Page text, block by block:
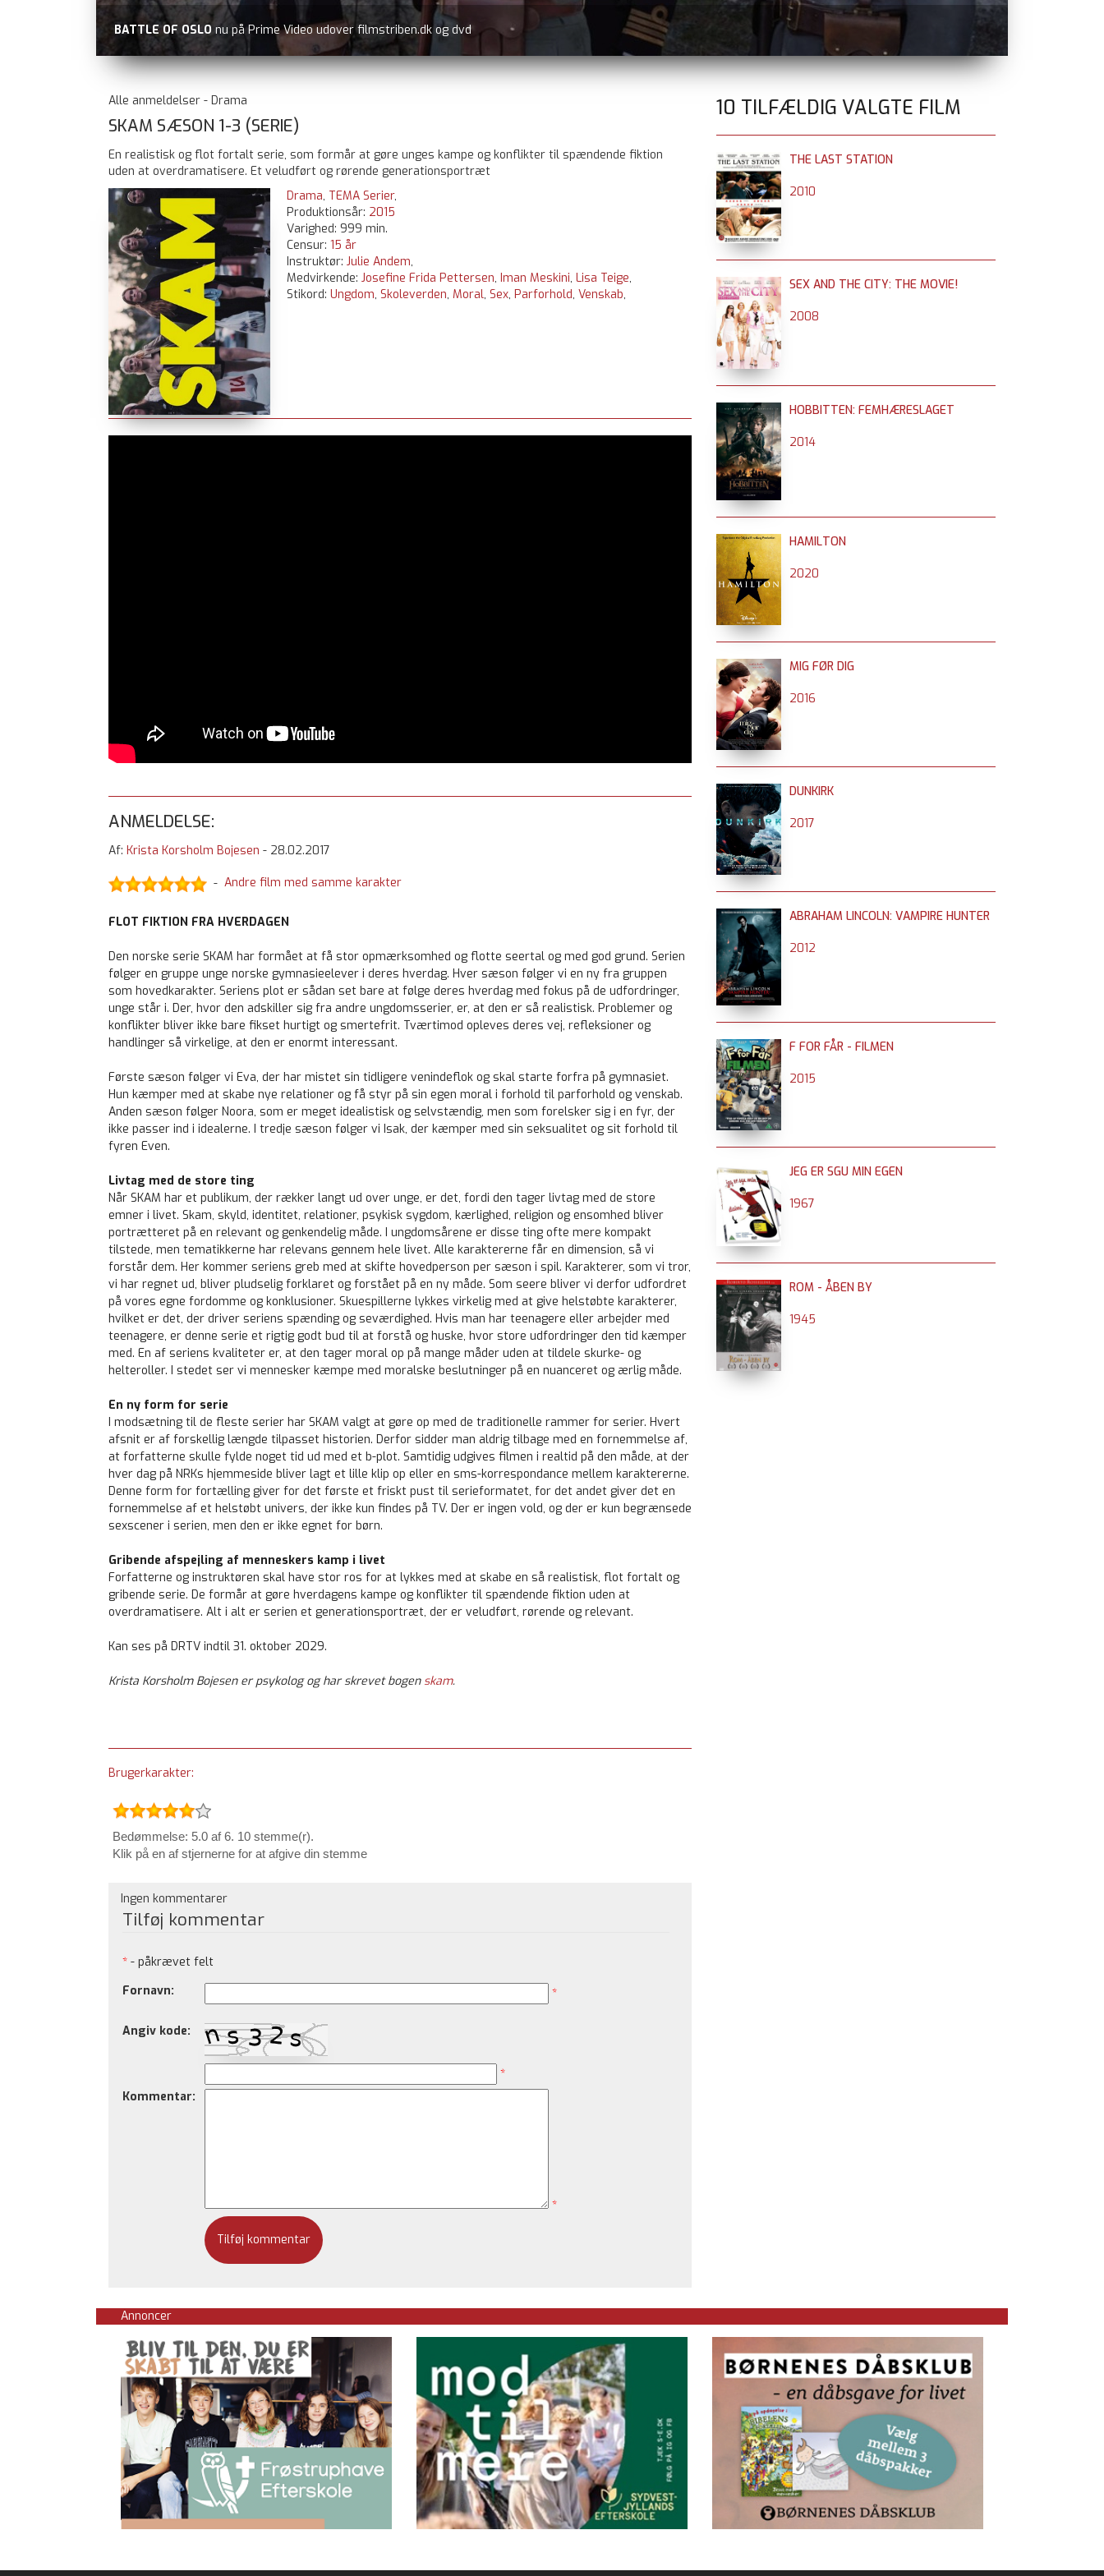
BATTLE OF OSLO nu på Prime Video udover filmstriben.dk og dvd
Alle anmeldelser - Drama
SKAM SÆSON 1-3 (SERIE)
En realistisk og flot fortalt serie, som formår at gøre unges kampe og konflikter til spændende fiktion
uden at overdramatisere. Et veludført og rørende generationsportræt
Drama, TEMA Serier,
Produktionsår: 2015
Varighed: 999 min.
Censur: 15 år
Instruktør: Julie Andem,
Medvirkende: Josefine Frida Pettersen, Iman Meskini, Lisa Teige,
Stikord: Ungdom, Skoleverden, Moral, Sex, Parforhold, Venskab,
ANMELDELSE:
Af: Krista Korsholm Bojesen - 28.02.2017
- Andre film med samme karakter
FLOT FIKTION FRA HVERDAGEN
Den norske serie SKAM har formået at få stor opmærksomhed og flotte seertal og med god grund. Serien
følger en gruppe unge norske gymnasieelever i deres hverdag. Hver sæson følger vi en ny fra gruppen
som hovedkarakter. Seriens plot er sådan set bare at følge deres hverdag med fokus på de udfordringer,
unge står i. Der, hvor den adskiller sig fra andre ungdomsserier, er, at den er så realistisk. Problemer og
konflikter bliver ikke bare fikset hurtigt og smertefrit. Tværtimod opleves deres vej, refleksioner og
handlinger så virkelige, at den er enormt interessant.
Første sæson følger vi Eva, der har mistet sin tidligere venindeflok og skal starte forfra på gymnasiet.
Hun kæmper med at skabe nye relationer og få styr på sin egen moral i forhold til parforhold og venskab.
Anden sæson følger Noora, som er meget idealistisk og selvstændig, men som forelsker sig i en fyr, der
ikke passer ind i idealerne. I tredje sæson følger vi Isak, der kæmper med sin seksualitet og sit forhold til
fyren Even.
Livtag med de store ting
Når SKAM har et publikum, der rækker langt ud over unge, er det, fordi den tager livtag med de store
emner i livet. Skam, skyld, identitet, relationer, psykisk sygdom, kærlighed, religion og ensomhed bliver
portrætteret på en relevant og genkendelig måde. I ungdomsårene er disse ting ofte mere kompakt
tilstede, men tematikkerne har relevans gennem hele livet. Alle karaktererne får en dimension, så vi
forstår dem. Her kommer seriens greb med at skifte hovedperson per sæson i spil. Karakterer, som vi tror,
vi har regnet ud, bliver pludselig forklaret og forstået på en ny måde. Som seere bliver vi derfor udfordret
på vores egne fordomme og konklusioner. Skuespillerne lykkes virkelig med at give helstøbte karakterer,
hvilket er det, der driver seriens spænding og seværdighed. Hvis man har teenagere eller arbejder med
teenagere, er denne serie et rigtig godt bud til at forstå og huske, hvor store udfordringer den tid kæmper
med. En af seriens kvaliteter er, at den tager moral op på mange måder uden at tildele skurke- og
helteroller. I stedet ser vi mennesker kæmpe med moralske beslutninger på en nuanceret og ærlig måde.
En ny form for serie
I modsætning til de fleste serier har SKAM valgt at gøre op med de traditionelle rammer for serier. Hvert
afsnit er af forskellig længde tilpasset historien. Derfor sidder man aldrig tilbage med en fornemmelse af,
at forfatterne skulle fylde noget tid ud med et b-plot. Samtidig udgives filmen i realtid på den måde, at der
hver dag på NRKs hjemmeside bliver lagt et lille klip op eller en sms-korrespondance mellem karaktererne.
Denne form for fortælling giver for det første et friskt pust til serieformatet, for det andet giver det en
fornemmelse af et helstøbt univers, der ikke kun findes på TV. Der er ingen vold, og der er kun begrænsede
sexscener i serien, men den er ikke egnet for børn.
Gribende afspejling af menneskers kamp i livet
Forfatterne og instruktøren skal have stor ros for at lykkes med at skabe en så realistisk, flot fortalt og
gribende serie. De formår at gøre hverdagens kampe og konflikter til spændende fiktion uden at
overdramatisere. Alt i alt er serien et generationsportræt, der er veludført, rørende og relevant.
Kan ses på DRTV indtil 31. oktober 2029.
Krista Korsholm Bojesen er psykolog og har skrevet bogen skam.
Brugerkarakter:
Bedømmelse: 5.0 af 6. 10 stemme(r).
Klik på en af stjernerne for at afgive din stemme
Ingen kommentarer
Tilføj kommentar
* - påkrævet felt
Fornavn:
*
Angiv kode:
*
Kommentar:
*
10 TILFÆLDIG VALGTE FILM
THE LAST STATION
2010
SEX AND THE CITY: THE MOVIE!
2008
HOBBITTEN: FEMHÆRESLAGET
2014
HAMILTON
2020
MIG FØR DIG
2016
DUNKIRK
2017
ABRAHAM LINCOLN: VAMPIRE HUNTER
2012
F FOR FÅR - FILMEN
2015
JEG ER SGU MIN EGEN
1967
ROM - ÅBEN BY
1945
Annoncer